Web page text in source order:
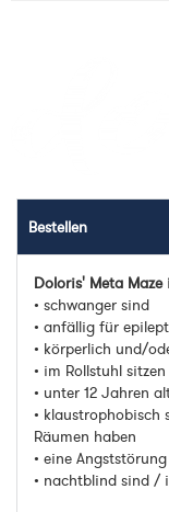
Bestellen
Doloris' Meta
• schwanger sind
• anfällig für
• körperlich und/
• im Rollstuhl sitzen
• unter 12 Jahren
• klaustrophobisch
Räumen haben
• eine
• nachtblind sind /